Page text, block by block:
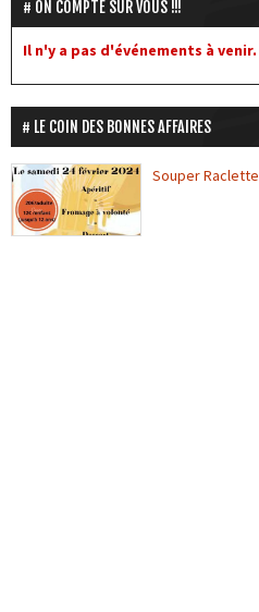
ON COMPTE SUR VOUS !!!
Il n'y a pas d'événements à venir.
LE COIN DES BONNES AFFAIRES
Souper Raclette